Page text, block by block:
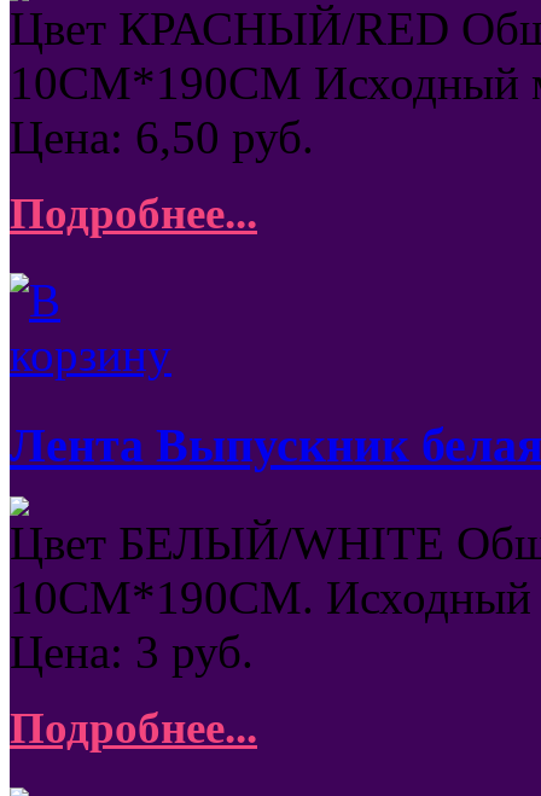
Цвет КРАСНЫЙ/RED
10СМ*190СМ Исходный
Цена: 6,50 руб.
Подробнее...
Лента Выпускник
Цвет БЕЛЫЙ/WHITE
10СМ*190СМ. Исходный
Цена: 3 руб.
Подробнее...